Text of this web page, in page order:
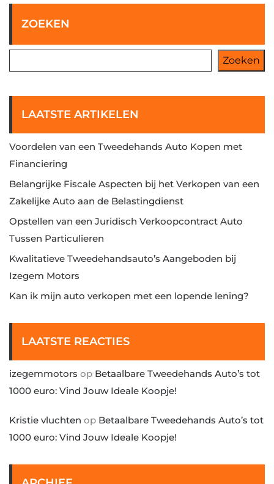
ZOEKEN
Zoeken
LAATSTE ARTIKELEN
Voordelen van een Tweedehands Auto Kopen met
Financiering
Belangrijke Fiscale Aspecten bij het Verkopen van een
Zakelijke Auto aan de Belastingdienst
Opstellen van een Juridisch Verkoopcontract Auto
Tussen Particulieren
Kwalitatieve Tweedehandsauto’s Aangeboden bij
Izegem Motors
Kan ik mijn auto verkopen met een lopende lening?
LAATSTE REACTIES
izegemmotors op Betaalbare Tweedehands Auto’s tot
1000 euro: Vind Jouw Ideale Koopje!
Kristie vluchten op Betaalbare Tweedehands Auto’s tot
1000 euro: Vind Jouw Ideale Koopje!